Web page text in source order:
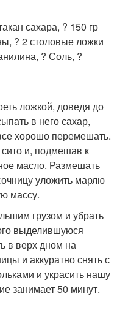
сахара, ? 150 гр
? 2 столовые ложки
? Соль, ?
ложкой, доведя до
в него сахар,
хорошо перемешать.
сито и, подмешав к
масло. Размешать
уложить марлю
массу.
грузом и убрать
выделившуюся
в верх дном на
и аккуратно снять с
и украсить нашу
занимает 50 минут.